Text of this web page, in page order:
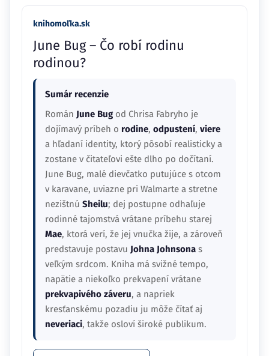
knihomoľka.sk
June Bug – Čo robí rodinu
rodinou?
Sumár recenzie
Román June Bug od Chrisa Fabryho je
dojímavý príbeh o rodine, odpustení, viere
a hľadaní identity, ktorý pôsobí realisticky a
zostane v čitateľovi ešte dlho po dočítaní.
June Bug, malé dievčatko putujúce s otcom
v karavane, uviazne pri Walmarte a stretne
nezištnú Sheilu; dej postupne odhaľuje
rodinné tajomstvá vrátane príbehu starej
Mae, ktorá verí, že jej vnučka žije, a zároveň
predstavuje postavu Johna Johnsona s
veľkým srdcom. Kniha má svižné tempo,
napätie a niekoľko prekvapení vrátane
prekvapivého záveru, a napriek
kresťanskému pozadiu ju môže čítať aj
neveriaci, takže osloví široké publikum.